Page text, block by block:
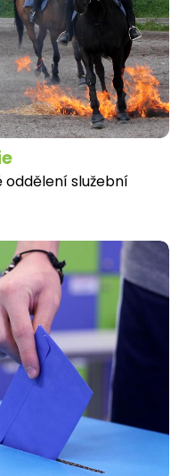
služební